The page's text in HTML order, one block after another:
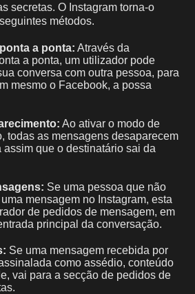
secretas. O Instagram torna-o
métodos.
a ponta: Através da
a ponta, um utilizador pode
conversa com outra pessoa, para
mesmo o Facebook, a possa
Ao ativar o modo de
todas as mensagens desaparecem
assim que o destinatário sai da
Se uma pessoa que não
mensagem no Instagram, esta
de pedidos de mensagem, em
principal da conversação.
Se uma mensagem recebida por
como assédio, conteúdo
vai para a secção de pedidos de